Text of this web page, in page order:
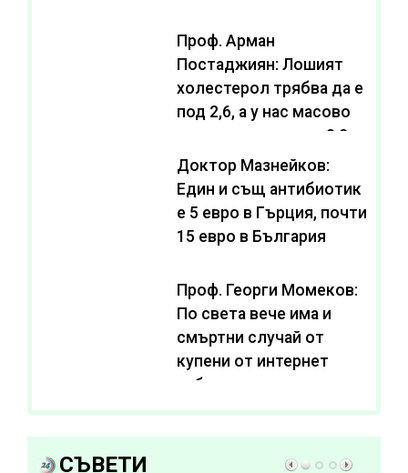
Проф. Арман
Постаджиян: Лошият
холестерол трябва да е
под 2,6, а у нас масово
се живее с нива от 3,2
Доктор Мазнейков:
Един и същ антибиотик
e 5 евро в Гърция, почти
15 евро в България
Проф. Георги Момеков:
По света вече има и
смъртни случай от
купени от интернет
субстанции за
отслабване
СЪВЕТИ